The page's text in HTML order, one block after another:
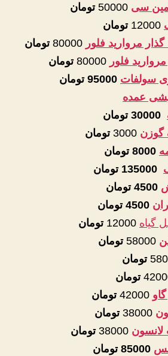
سی
تومان
تومان
مروارید فلور
تومان
فلور
تومان
سولفات
عمده
گوزن
تومان
گیاه
تومان
تومان
تومان
تومان
تومان
تومان
لانسون
تومان